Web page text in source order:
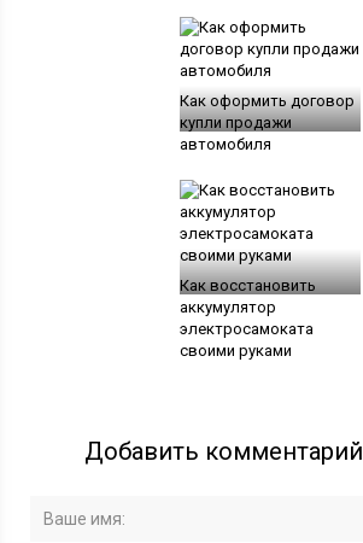
Как оформить договор
купли продажи
автомобиля
Как восстановить
аккумулятор
электросамоката
своими руками
Добавить комментарий